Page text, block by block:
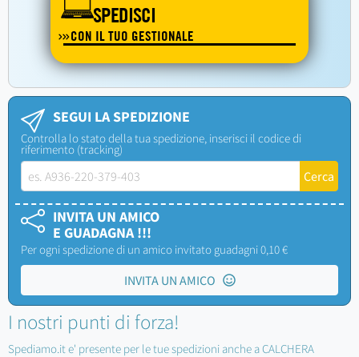
SPEDISCI
CON IL TUO GESTIONALE
SEGUI LA SPEDIZIONE
Controlla lo stato della tua spedizione, inserisci il codice di
riferimento (tracking)
INVITA UN AMICO
E GUADAGNA !!!
Per ogni spedizione di un amico invitato guadagni 0,10 €
INVITA UN AMICO
I nostri punti di forza!
Spediamo.it e' presente per le tue spedizioni anche a CALCHERA